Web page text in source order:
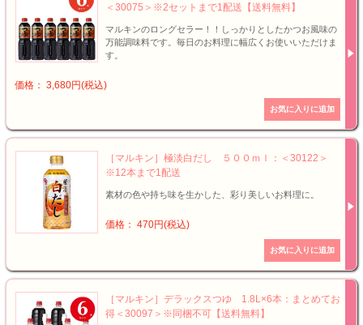
＜30075＞※2セットまで1配送【送料無料】
マルキンのロングセラー！！しっかりとしたかつお風味の
万能調味料です。毎日のお料理に幅広くお使いいただけま
す。
価格： 3,680円(税込)
［マルキン］極淡白だし ５００ｍｌ：＜30122＞
※12本まで1配送
素材の色や持ち味を生かした、彩り美しいお料理に。
価格： 470円(税込)
［マルキン］デラックスつゆ 1.8L×6本：まとめてお
得＜30097＞※同梱不可【送料無料】